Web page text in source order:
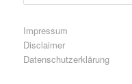
u
h
e
n
Impressum
Disclaimer
Datenschutzerklärung